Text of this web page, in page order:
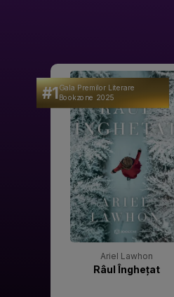
#1Gala Premilor Literare
Bookzone 2025
Ariel Lawhon
Râul Înghețat